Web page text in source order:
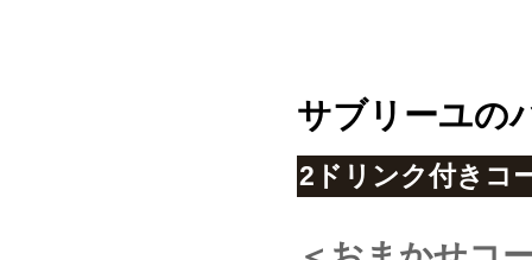
サブリーユの
2ドリンク付きコ